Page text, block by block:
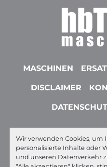
Wir verwenden Cookies, um
personalisierte Inhalte oder
und unseren Datenverkehr
MASCHINEN
DISCLAIMER
youtube
Machinio System-